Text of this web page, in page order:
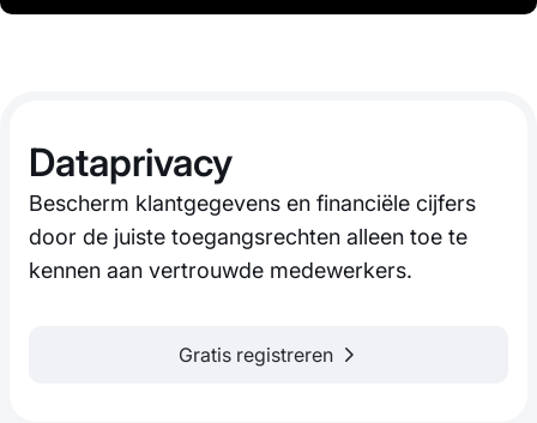
Dataprivacy
Bescherm klantgegevens en financiële cijfers
door de juiste toegangsrechten alleen toe te
kennen aan vertrouwde medewerkers.
Gratis registreren